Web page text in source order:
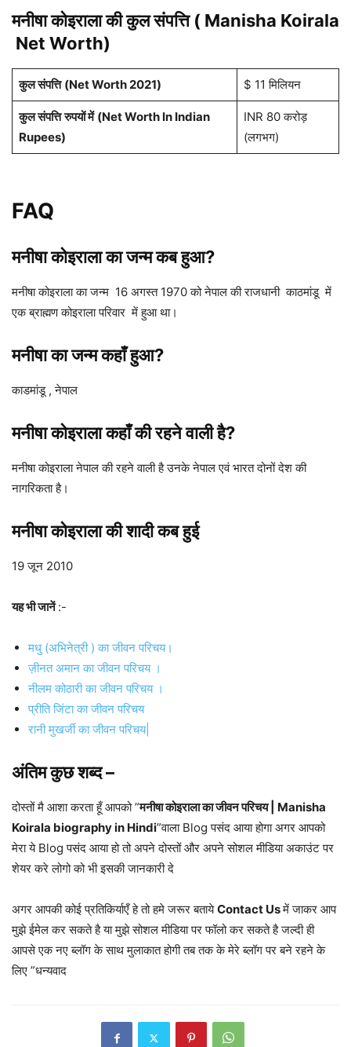
मनीषा कोइरालाकी कुल संपत्ति ( Manisha Koirala
Net Worth)
कुल संपत्ति (Net Worth 2021) $ 11 मिलियन
कुल संपत्ति रुपयों में (Net Worth In Indian
Rupees)
INR 80 करोड़
(लगभग)
FAQ
मनीषा कोइराला का जन्म कब हुआ?
मनीषा कोइराला का जन्म 16 अगस्त 1970 को नेपाल की राजधानी काठमांडू में
एक ब्राह्मण कोइराला परिवार में हुआ था।
मनीषा का जन्म कहाँ हुआ?
काडमांडू , नेपाल
मनीषा कोइराला कहाँ की रहने वाली है?
मनीषा कोइराला नेपाल की रहने वाली है उनके नेपाल एवं भारत दोनों देश की
नागरिकता है।
मनीषा कोइरालाकी शादी कब हुई
19 जून 2010
यह भी जानें:-
मधु (अभिनेत्री ) का जीवन परिचय।
ज़ीनत अमान का जीवन परिचय ।
नीलम कोठारी का जीवन परिचय ।
प्रीति जिंटा का जीवन परिचय
रानी मुखर्जी का जीवन परिचय|
अंतिम कुछ शब्द –
दोस्तों मै आशा करता हूँ आपको ”मनीषा कोइराला का जीवन परिचय | Manisha
Koirala biography in Hindi”वाला Blog पसंद आया होगा अगर आपको
मेरा ये Blog पसंद आया हो तो अपने दोस्तों और अपने सोशल मीडिया अकाउंट पर
शेयर करे लोगो को भी इसकी जानकारी दे
अगर आपकी कोई प्रतिकिर्याएँ हे तो हमे जरूर बतायेContact Usमें जाकर आप
मुझे ईमेल कर सकते है या मुझे सोशल मीडिया पर फॉलो कर सकते है जल्दी ही
आपसे एक नए ब्लॉग के साथ मुलाकात होगी तब तक के मेरे ब्लॉग पर बने रहने के
लिए ”धन्यवाद